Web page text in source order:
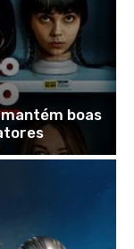
mantém boas